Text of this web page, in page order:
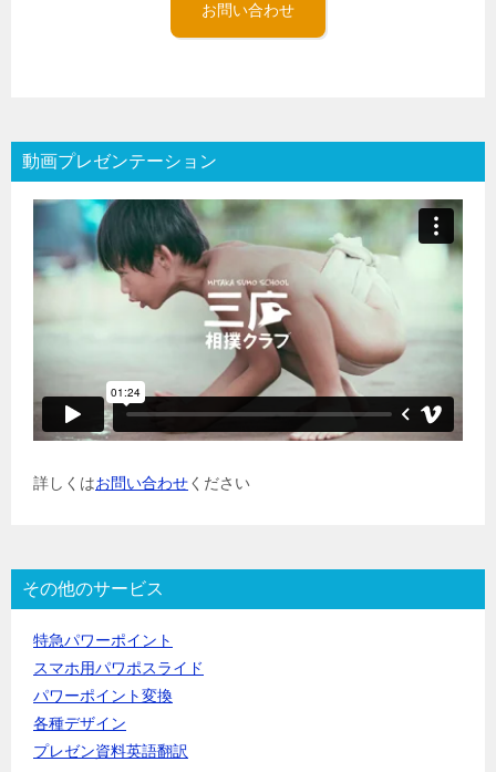
お問い合わせ
動画プレゼンテーション
詳しくはお問い合わせください
その他のサービス
特急パワーポイント
スマホ用パワポスライド
パワーポイント変換
各種デザイン
プレゼン資料英語翻訳